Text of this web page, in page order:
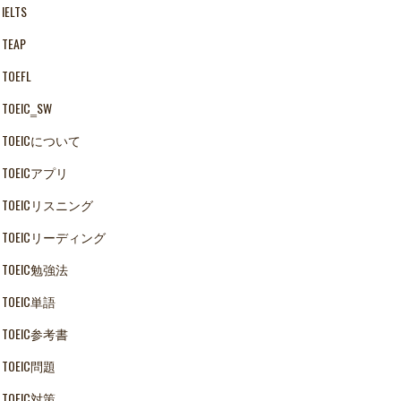
IELTS
TEAP
TOEFL
TOEIC‗SW
TOEICについて
TOEICアプリ
TOEICリスニング
TOEICリーディング
TOEIC勉強法
TOEIC単語
TOEIC参考書
TOEIC問題